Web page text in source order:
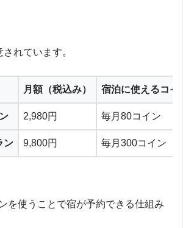
れています。
月額（税込み） 宿泊に使えるコイ
2,980円 毎月80コイン
ン 9,800円 毎月300コイン
を使うことで宿が予約できる仕組み